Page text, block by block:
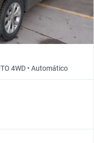
4WD • Automático